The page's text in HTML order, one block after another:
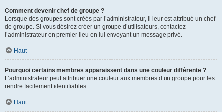
Comment devenir chef de groupe ?
Lorsque des groupes sont créés par l’administrateur, il leur est attribué un chef
de groupe. Si vous désirez créer un groupe d’utilisateurs, contactez
l’administrateur en premier lieu en lui envoyant un message privé.
Haut
Pourquoi certains membres apparaissent dans une couleur différente ?
L’administrateur peut attribuer une couleur aux membres d’un groupe pour les
rendre facilement identifiables.
Haut